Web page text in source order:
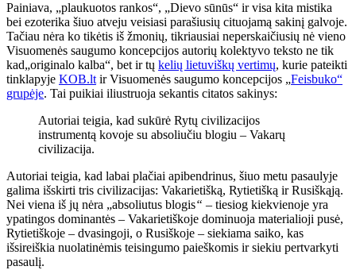
Painiava, „plaukuotos rankos“, „Dievo sūnūs“ ir visa kita mistika
bei ezoterika šiuo atveju veisiasi parašiusių cituojamą sakinį galvoje.
Tačiau nėra ko tikėtis iš žmonių, tikriausiai neperskaičiusių nė vieno
Visuomenės saugumo koncepcijos autorių kolektyvo teksto ne tik
kad„originalo kalba“, bet ir tų kelių lietuviškų vertimų, kurie pateikti
tinklapyje KOB.lt ir Visuomenės saugumo koncepcijos „Feisbuko“
grupėje. Tai puikiai iliustruoja sekantis citatos sakinys:
Autoriai teigia, kad sukūrė Rytų civilizacijos
instrumentą kovoje su absoliučiu blogiu – Vakarų
civilizacija.
Autoriai teigia, kad labai plačiai apibendrinus, šiuo metu pasaulyje
galima išskirti tris civilizacijas: Vakarietišką, Rytietišką ir Rusiškąją.
Nei viena iš jų nėra „absoliutus blogis“ – tiesiog kiekvienoje yra
ypatingos dominantės – Vakarietiškoje dominuoja materialioji pusė,
Rytietiškoje – dvasingoji, o Rusiškoje – siekiama saiko, kas
išsireiškia nuolatinėmis teisingumo paieškomis ir siekiu pertvarkyti
pasaulį.